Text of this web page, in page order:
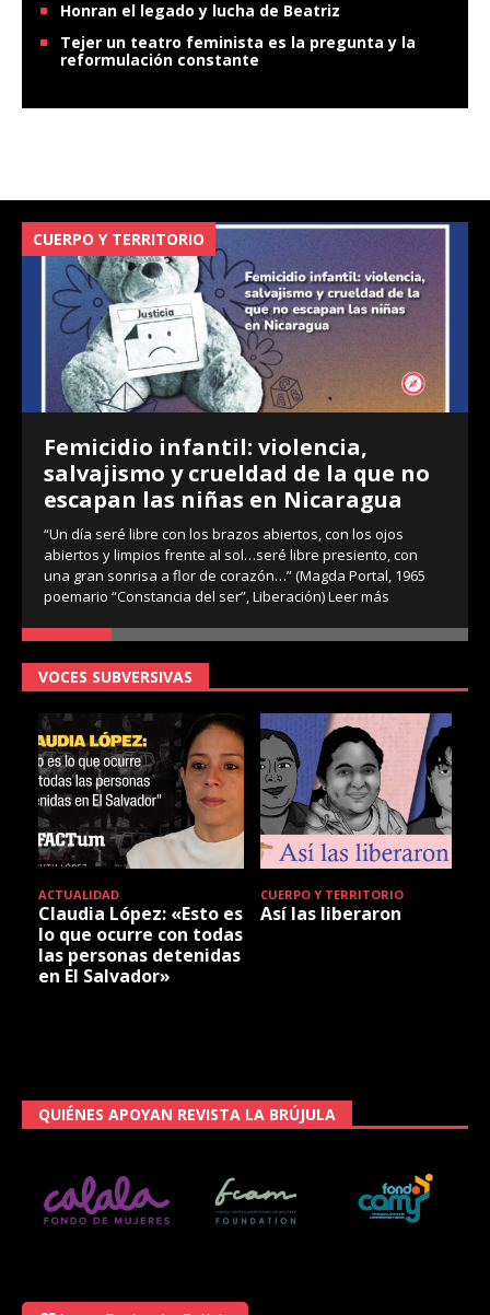
Honran el legado y lucha de Beatriz
Tejer un teatro feminista es la pregunta y la
reformulación constante
CUERPO Y TERRITORIO
Femicidio infantil: violencia,
salvajismo y crueldad de la que no
escapan las niñas en Nicaragua
“Un día seré libre con los brazos abiertos, con los ojos
abiertos y limpios frente al sol…seré libre presiento, con
una gran sonrisa a flor de corazón…” (Magda Portal, 1965
poemario “Constancia del ser”, Liberación)Leer más
VOCES SUBVERSIVAS
ACTUALIDAD
Claudia López: «Esto es
lo que ocurre con todas
las personas detenidas
en El Salvador»
CUERPO Y TERRITORIO
Así las liberaron
QUIÉNES APOYAN REVISTA LA BRÚJULA